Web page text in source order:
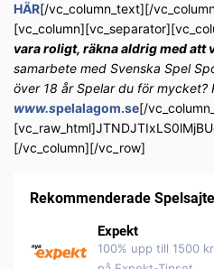
HÄR[/vc_column_text][/
vara roligt, räkna aldrig med att
samarbete med Svenska Spel
över 18 år Spelar du för
www.spelalagom.se[/
[/vc_column][/vc_row]
Rekommenderade
Expekt
100% upp till 1500